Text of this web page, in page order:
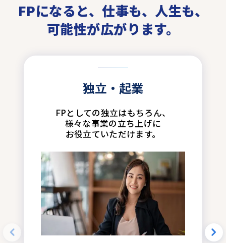
FPになると、仕事も、人生も、
可能性が広がります。
独立・起業
FPとしての独立はもちろん、
様々な事業の立ち上げに
お役立ていただけます。